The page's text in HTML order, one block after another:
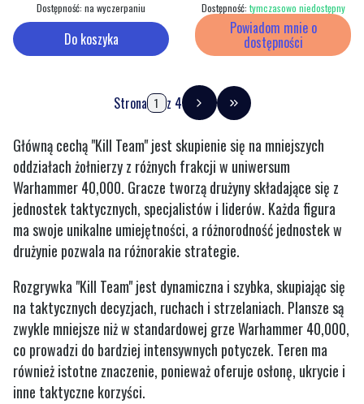
Do koszyka
Dostępność: na wyczerpaniu
Powiadom mnie o
dostępności
Dostępność: tymczasowo niedostępny
Strona z 4 Przejdź do ostatniej
Główną cechą "Kill Team" jest skupienie się na mniejszych
oddziałach żołnierzy z różnych frakcji w uniwersum
Warhammer 40,000. Gracze tworzą drużyny składające się z
jednostek taktycznych, specjalistów i liderów. Każda figura
ma swoje unikalne umiejętności, a różnorodność jednostek w
drużynie pozwala na różnorakie strategie.
Rozgrywka "Kill Team" jest dynamiczna i szybka, skupiając się
na taktycznych decyzjach, ruchach i strzelaniach. Plansze są
zwykle mniejsze niż w standardowej grze Warhammer 40,000,
co prowadzi do bardziej intensywnych potyczek. Teren ma
również istotne znaczenie, ponieważ oferuje osłonę, ukrycie i
inne taktyczne korzyści.